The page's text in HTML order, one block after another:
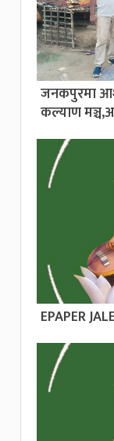
जनकपुरमा
कल्याण
EPAPER